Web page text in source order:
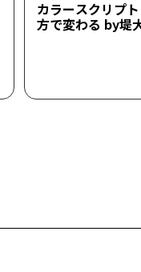
カラースクリプ
方で変わる by堤